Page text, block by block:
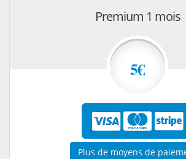
Premium 1 mois
5€
Plus de moyens de